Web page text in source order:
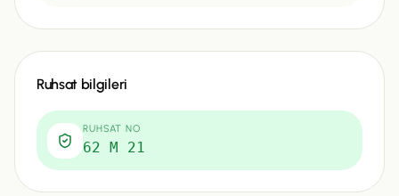
Ruhsat bilgileri
RUHSAT NO
62 M 21